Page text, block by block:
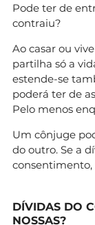
Pode ter de
contraiu?
Ao casar ou
partilha só a
estende-se
poderá ter de
Pelo menos
Um cônjuge
do outro. Se a
consentimento,
DÍVIDAS DO
NOSSAS?